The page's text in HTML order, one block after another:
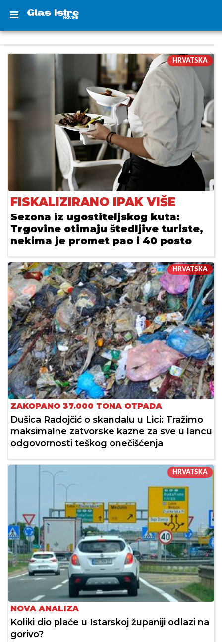
HRVATSKA
FISKALIZIRANO IPAK VIŠE
Sezona iz ugostiteljskog kuta:
Trgovine otimaju štedljive turiste,
nekima je promet pao i 40 posto
HRVATSKA
ZAKOPANO 37.000 TONA OTPADA
Dušica Radojčić o skandalu u Lici: Tražimo
maksimalne zatvorske kazne za sve u lancu
odgovornosti teškog onečišćenja
HRVATSKA
NOVA ANALIZA
Koliki dio plaće u Istarskoj županiji odlazi na
gorivo?